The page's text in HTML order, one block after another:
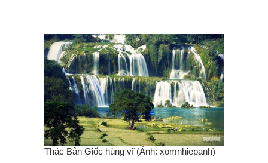
Thác Bản Giốc hùng vĩ (Ảnh: xomnhiepanh)